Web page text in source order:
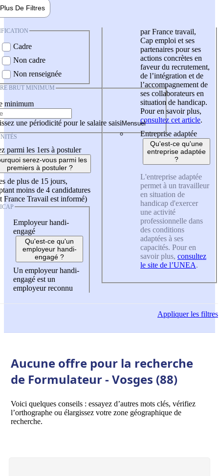
Plus De Filtres
Cadre
Non cadre
Non renseignée
BRUT MINIMUM
minimum
une périodicité pour le salaire saisi
parmi les 1ers à postuler
serez-vous parmi les
premiers à postuler ?
de plus de 15 jours,
moins de 4 candidatures
France Travail est informé)
Employeur handi-
engagé
Qu'est-ce qu'un
employeur handi-
engagé ?
Un employeur handi-
engagé est un
employeur reconnu
par France travail,
Cap emploi et ses
partenaires pour ses
actions concrètes en
faveur du recrutement,
de l’intégration et de
l’accompagnement de
ses collaborateurs en
situation de handicap.
Pour en savoir plus,
consultez cet article.
Entreprise adaptée
Qu'est-ce qu'une
entreprise adaptée
?
L'entreprise adaptée
permet à un travailleur
en situation de
handicap d'exercer
une activité
professionnelle dans
des conditions
adaptées à ses
capacités. Pour en
savoir plus, consultez
le site de l’UNEA.
Appliquerles filtres
Aucune offre pour la recherche
de Formulateur - Vosges (88)
Voici quelques conseils : essayez d’autres mots clés, vérifiez
l’orthographe ou élargissez votre zone géographique de
recherche.